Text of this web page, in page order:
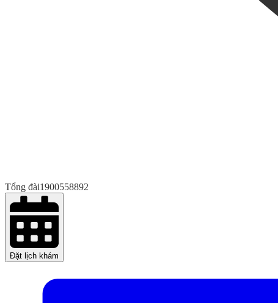
Tổng đài1900558892
Đặt lịch khám